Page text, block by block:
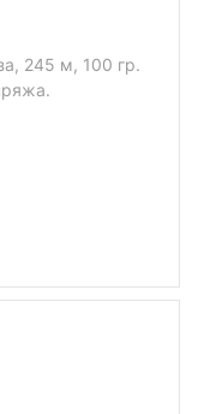
245 м, 100 гр.